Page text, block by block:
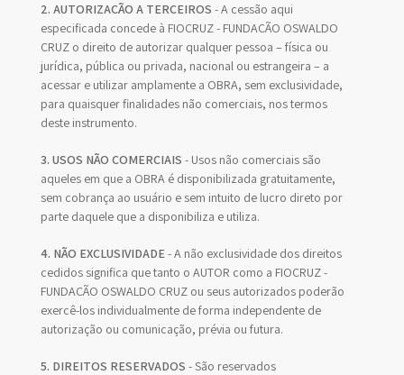
2. AUTORIZAÇÃO A TERCEIROS - A cessão aqui
especificada concede à FIOCRUZ - FUNDAÇÃO OSWALDO
CRUZ o direito de autorizar qualquer pessoa – física ou
jurídica, pública ou privada, nacional ou estrangeira – a
acessar e utilizar amplamente a OBRA, sem exclusividade,
para quaisquer finalidades não comerciais, nos termos
deste instrumento.
3. USOS NÃO COMERCIAIS - Usos não comerciais são
aqueles em que a OBRA é disponibilizada gratuitamente,
sem cobrança ao usuário e sem intuito de lucro direto por
parte daquele que a disponibiliza e utiliza.
4. NÃO EXCLUSIVIDADE- A não exclusividade dos direitos
cedidos significa que tanto o AUTOR como a FIOCRUZ -
FUNDAÇÃO OSWALDO CRUZ ou seus autorizados poderão
exercê-los individualmente de forma independente de
autorização ou comunicação, prévia ou futura.
5. DIREITOS RESERVADOS - São reservados